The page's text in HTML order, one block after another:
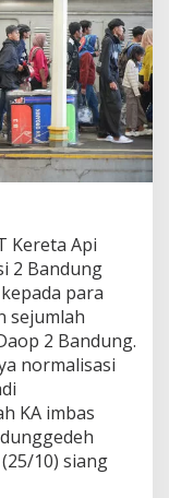
Kereta Api
2 Bandung
para
sejumlah
2 Bandung.
normalisasi
KA imbas
10) siang